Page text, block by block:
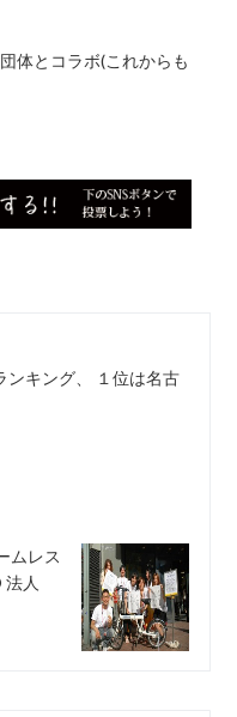
体とコラボ(これからも
ンキング、 １位は名古
ムレス
人